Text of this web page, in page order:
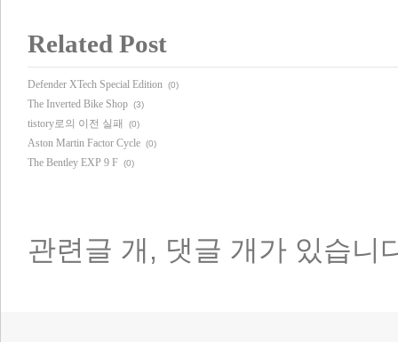
Related Post
Defender XTech Special Edition (0)
The Inverted Bike Shop (3)
tistory로의 이전 실패 (0)
Aston Martin Factor Cycle (0)
The Bentley EXP 9 F (0)
관련글 개, 댓글 개가 있습니